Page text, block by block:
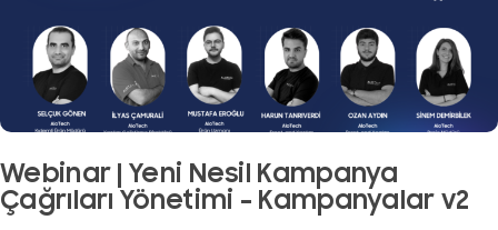
Webinar | Yeni Nesil Kampanya
Çağrıları Yönetimi – Kampanyalar v2